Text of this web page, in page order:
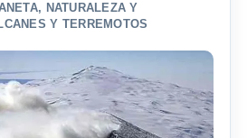
, NATURALEZA Y
Y TERREMOTOS